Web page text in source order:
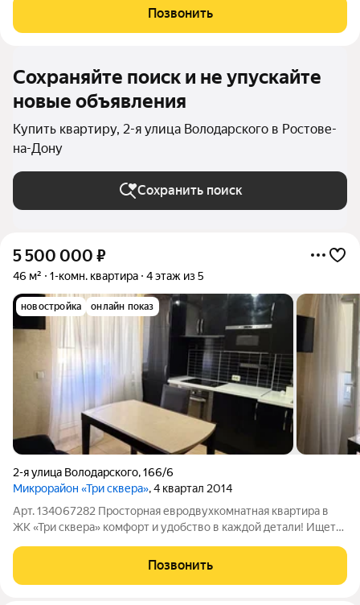
проживания. Просторная кухня площадью 9 м, что позволяет
создавать уютные семейные вечера и принимать
Позвонить
Сохраняйте поиск и не упускайте
новые объявления
Купить квартиру, 2-я улица Володарского в Ростове-
на-Дону
Сохранить поиск
5 500 000 ₽
46 м² 1-комн. квартира 4 этаж из 5
новостройка онлайн показ
2-я улица Володарского,166/6
Микрорайон «Три сквера», 4 квартал 2014
Арт. 134067282 Просторная евродвухкомнатная квартира в
ЖК «Три сквера» комфорт и удобство в каждой детали! Ищете
на этот вариант в современном ЖК «Три сквера» на
Вертолётном поле! Почему
Позвонить